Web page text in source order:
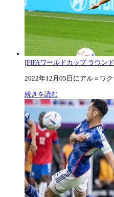
[FIFAワールドカップ ラウン
2022年12月05日にアル＝ワ
続きを読む